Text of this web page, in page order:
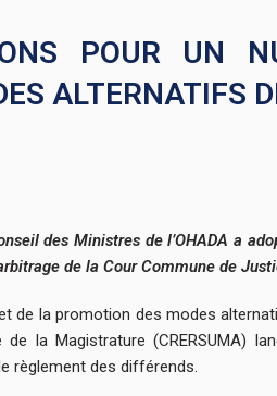
POUR UN
ALTERNATIFS
des Ministres de l’OHADA a
de la Cour Commune de
de la promotion des modes
de la Magistrature (CRERSUMA)
règlement des différends.